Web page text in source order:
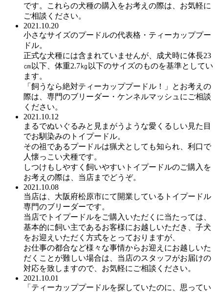
です。これらの犬種の購入をお考えの際は、お気軽に
ご相談ください。
2021.10.20
小さなサイズのプードルの代表格・ティーカッププー
ドル。
正式な犬種には含まれていませんが、成犬時に体長23
㎝以下、体重2.7㎏以下のサイズのものを基準としてい
ます。
「飼うなら絶対ティーカッププードル！」とお考えの
際は、専門のブリーダー・ケンネルマッシュにご相談
ください。
2021.10.12
まるでぬいぐるみと見まがうような愛くるしい見た目
でお馴染みのトイプードル。
その祖であるプードルは猟犬としても知られ、利口で
人懐っこい犬種です。
しつけもしやすく飼いやすいトイプードルのご購入を
お考えの際は、当店までどうぞ。
2021.10.08
当店は、大阪府松原市にて開業しているトイプードル
専門のブリーダーです。
当店でトイプードルをご購入いただくに当たっては、
基本的に飼い主であるお客様にお越しいただき、子犬
をお迎えいただく方式をとっておりますが、
お仕事の都合など様々な事情からお迎えにお越しいた
だくことが難しい場合は、当店のスタッフがお届けの
対応を致しますので、お気軽にご相談ください。
2021.10.01
「ティーカッププードルを探していたのに、思ってい